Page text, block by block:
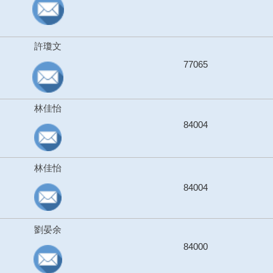
許瓊文
77065
林佳怡
84004
林佳怡
84004
劉晏余
84000